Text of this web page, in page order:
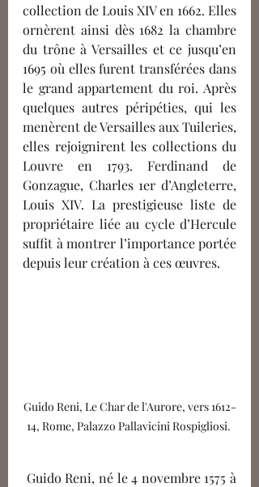
collection de Louis XIV en 1662. Elles
ornèrent ainsi dès 1682 la chambre
du trône à Versailles et ce jusqu’en
1695 où elles furent transférées dans
le grand appartement du roi. Après
quelques autres péripéties, qui les
menèrent de Versailles aux Tuileries,
elles rejoignirent les collections du
Louvre en 1793. Ferdinand de
Gonzague, Charles 1er d’Angleterre,
Louis XIV. La prestigieuse liste de
propriétaire liée au cycle d’Hercule
suffit à montrer l’importance portée
depuis leur création à ces œuvres.
Guido Reni, Le Char de l'Aurore, vers 1612-
14, Rome, Palazzo Pallavicini Rospigliosi.